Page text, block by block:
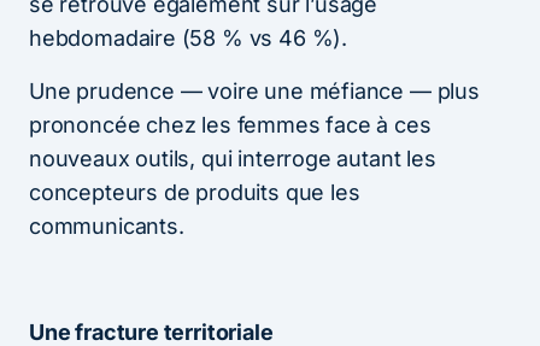
hebdomadaire (58 % vs 46 %).
Une prudence — voire une méfiance — plus
prononcée chez les femmes face à ces
nouveaux outils, qui interroge autant les
concepteurs de produits que les
communicants.
Une fracture territoriale